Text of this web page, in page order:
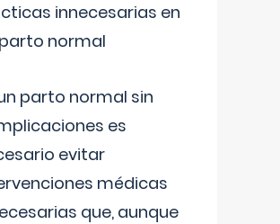
innecesarias en
normal
parto normal sin
es
evitar
médicas
que, aunque